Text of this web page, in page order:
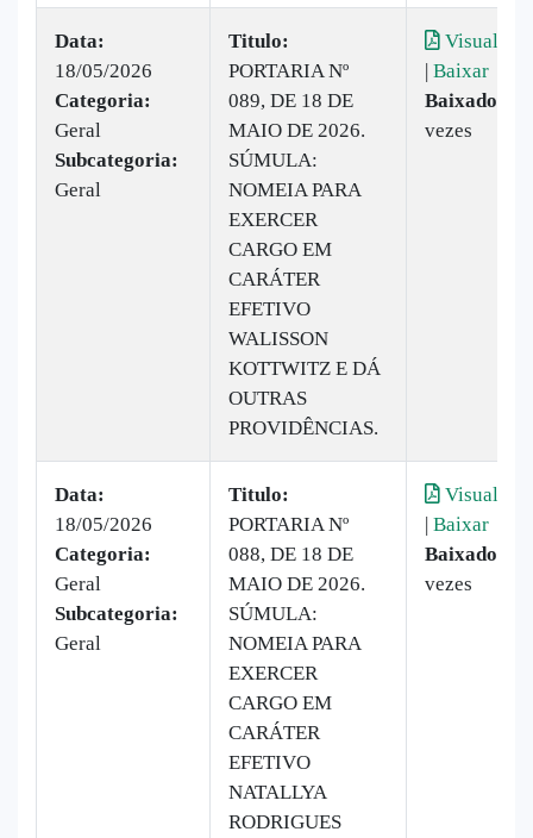
Data:
18/05/2026
Categoria:
Geral
Subcategoria:
Geral
Titulo:
PORTARIA Nº
089, DE 18 DE
MAIO DE 2026.
SÚMULA:
NOMEIA PARA
EXERCER
CARGO EM
CARÁTER
EFETIVO
WALISSON
KOTTWITZ E DÁ
OUTRAS
PROVIDÊNCIAS.
Visualizar
| Baixar
Baixado:
vezes
Data:
18/05/2026
Categoria:
Geral
Subcategoria:
Geral
Titulo:
PORTARIA Nº
088, DE 18 DE
MAIO DE 2026.
SÚMULA:
NOMEIA PARA
EXERCER
CARGO EM
CARÁTER
EFETIVO
NATALLYA
RODRIGUES
Visualizar
| Baixar
Baixado:
vezes